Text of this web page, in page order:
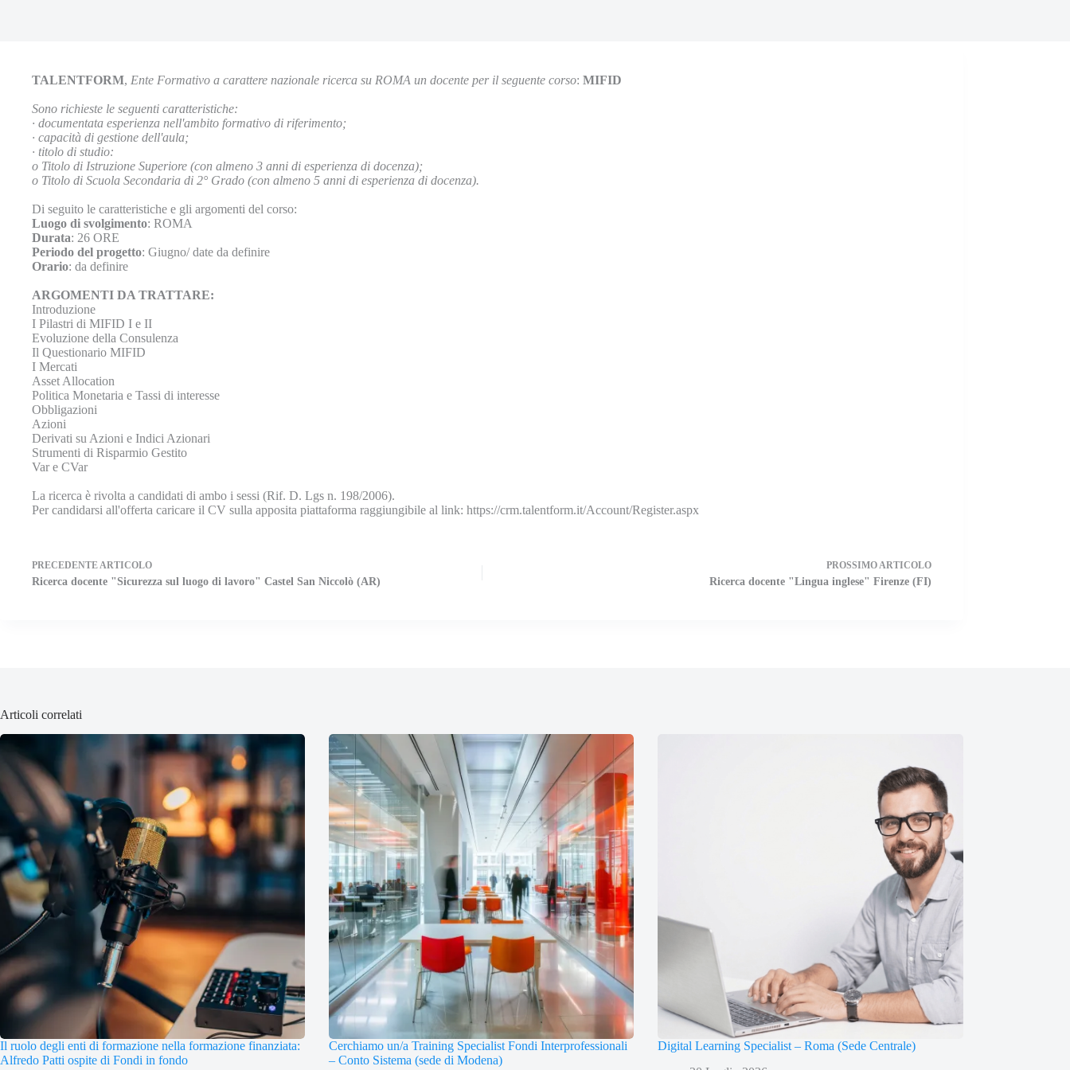
TALENTFORM, Ente Formativo a carattere nazionale ricerca su ROMA un docente per il seguente corso: MIFID
Sono richieste le seguenti caratteristiche:
· documentata esperienza nell'ambito formativo di riferimento;
· capacità di gestione dell'aula;
· titolo di studio:
o Titolo di Istruzione Superiore (con almeno 3 anni di esperienza di docenza);
o Titolo di Scuola Secondaria di 2° Grado (con almeno 5 anni di esperienza di docenza).
Di seguito le caratteristiche e gli argomenti del corso:
Luogo di svolgimento: ROMA
Durata: 26 ORE
Periodo del progetto: Giugno/ date da definire
Orario: da definire
ARGOMENTI DA TRATTARE:
Introduzione
I Pilastri di MIFID I e II
Evoluzione della Consulenza
Il Questionario MIFID
I Mercati
Asset Allocation
Politica Monetaria e Tassi di interesse
Obbligazioni
Azioni
Derivati su Azioni e Indici Azionari
Strumenti di Risparmio Gestito
Var e CVar
La ricerca è rivolta a candidati di ambo i sessi (Rif. D. Lgs n. 198/2006).
Per candidarsi all'offerta caricare il CV sulla apposita piattaforma raggiungibile al link: https://crm.talentform.it/Account/Register.aspx
PRECEDENTEARTICOLO
Ricerca docente "Sicurezza sul luogo di lavoro" Castel San Niccolò (AR)
PROSSIMOARTICOLO
Ricerca docente "Lingua inglese" Firenze (FI)
Articoli correlati
Il ruolo degli enti di formazione nella formazione finanziata:
Alfredo Patti ospite di Fondi in fondo
Cerchiamo un/a Training Specialist Fondi Interprofessionali
– Conto Sistema (sede di Modena)
Digital Learning Specialist – Roma (Sede Centrale)